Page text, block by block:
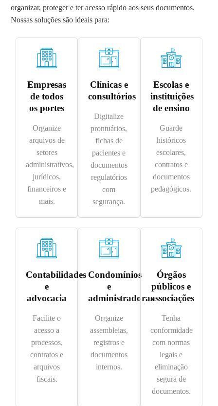
organizar, proteger e ter acesso rápido aos seus documentos.
Nossas soluções são ideais para:
Empresas
de todos
os portes
Organize
arquivos de
setores
administrativos,
jurídicos,
financeiros e
mais.
Clínicas e
consultórios
Digitalize
prontuários,
fichas de
pacientes e
documentos
regulatórios
com
segurança.
Escolas e
instituições
de ensino
Guarde
históricos
escolares,
contratos e
documentos
pedagógicos.
Contabilidades
e
advocacia
Facilite o
acesso a
processos,
contratos e
arquivos
fiscais.
Condomínios
e
administradoras
Organize
assembleias,
registros e
documentos
internos.
Órgãos
públicos e
associações
Tenha
conformidade
com normas
legais e
eliminação
segura de
documentos.